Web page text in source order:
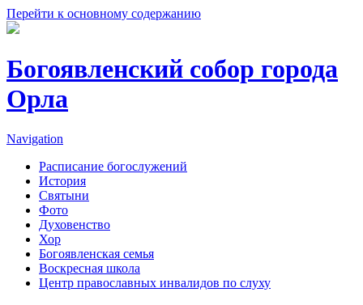
Перейти к основному содержанию
Богоявленский собор города
Орла
Navigation
Расписание богослужений
История
Святыни
Фото
Духовенство
Хор
Богоявленская семья
Воскресная школа
Центр православных инвалидов по слуху